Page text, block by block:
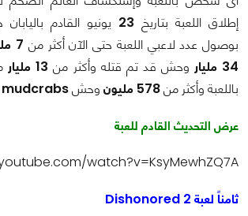
إطلاق اللعبة بتاريخ 23 يونيو القادم
بوصول عدد لاعبي اللعبة حتى الآن أكثر من 7 مليون
34 مليار وحش قد تم قتله وأكثر من 13 مليار
باللعبة وأكثر من578 مليون وحشmudcrabs
عرض التحديث القادم للعبة
watch?v=KsyMewhZQ7A
ثامناً لعبة Dishonored 2